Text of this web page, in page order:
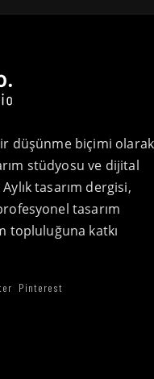
düşünme biçimi olarak
stüdyosu ve dijital
tasarım dergisi,
tasarım
topluluğuna katkı
Pinterest